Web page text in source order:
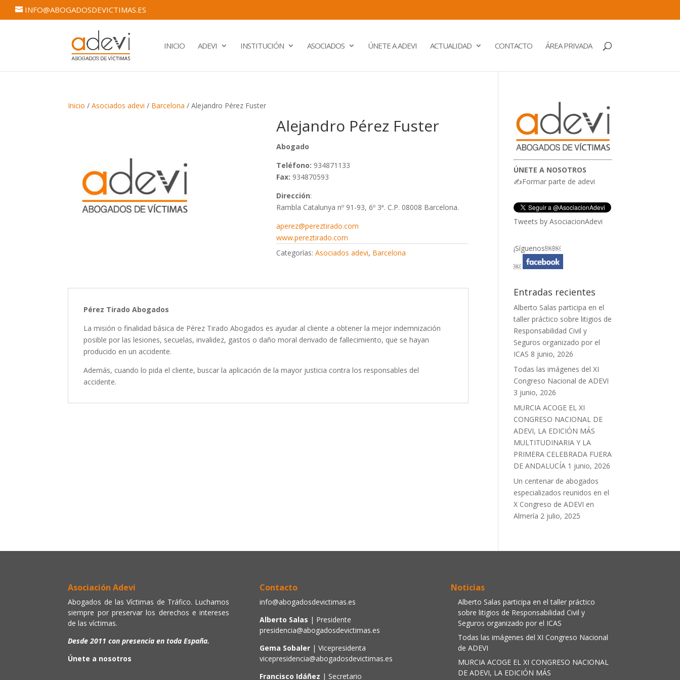
INFO@ABOGADOSDEVICTIMAS.ES
INICIO ADEVI INSTITUCIÓN ASOCIADOS ÚNETE A ADEVI ACTUALIDAD CONTACTO ÁREA PRIVADA
Inicio /Asociados adevi / Barcelona / Alejandro Pérez Fuster
Alejandro Pérez Fuster
Abogado
Teléfono: 934871133
Fax: 934870593
Dirección:
Rambla Catalunya nº 91-93, 6º 3ª. C.P. 08008 Barcelona.
aperez@pereztirado.com
www.pereztirado.com
Categorías:Asociados adevi, Barcelona
Pérez Tirado Abogados
La misión o finalidad básica de Pérez Tirado Abogados es ayudar al cliente a obtener la mejor indemnización
posible por las lesiones, secuelas, invalidez, gastos o daño moral derivado de fallecimiento, que se hayan
producido en un accidente.
Además, cuando lo pida el cliente, buscar la aplicación de la mayor justicia contra los responsables del
accidente.
ÚNETE A NOSOTROS
✍Formar parte de adevi
Tweets by AsociacionAdevi
¡Síguenos!￼￼
￼
Entradas recientes
Alberto Salas participa en el
taller práctico sobre litigios de
Responsabilidad Civil y
Seguros organizado por el
ICAS 8 junio, 2026
Todas las imágenes del XI
Congreso Nacional de ADEVI
3 junio, 2026
MURCIA ACOGE EL XI
CONGRESO NACIONAL DE
ADEVI, LA EDICIÓN MÁS
MULTITUDINARIA Y LA
PRIMERA CELEBRADA FUERA
DE ANDALUCÍA 1 junio, 2026
Un centenar de abogados
especializados reunidos en el
X Congreso de ADEVI en
Almería 2 julio, 2025
Asociación Adevi
Abogados de las Víctimas de Tráfico. Luchamos
siempre por preservar los derechos e intereses
de las víctimas.
Desde 2011 con presencia en toda España.
Únete a nosotros
Contacto
info@abogadosdevictimas.es
Alberto Salas | Presidente
presidencia@abogadosdevictimas.es
Gema Sobaler | Vicepresidenta
vicepresidencia@abogadosdevictimas.es
Francisco Idáñez | Secretario
Noticias
Alberto Salas participa en el taller práctico
sobre litigios de Responsabilidad Civil y
Seguros organizado por el ICAS
Todas las imágenes del XI Congreso Nacional
de ADEVI
MURCIA ACOGE EL XI CONGRESO NACIONAL
DE ADEVI, LA EDICIÓN MÁS